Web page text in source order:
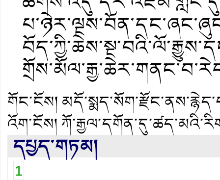
གོང་ངོས།
འོག་ངོས།
དཔྱད་གཏམ།
1